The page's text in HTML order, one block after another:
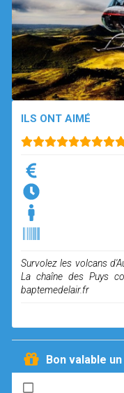
OPEN SUBMENU
SIMULATEUR
OPEN SUBMENU
DRÔNE
ILS ONT AIMÉ
Survolez les volcans
La chaîne des Puys
baptemedelair.fr
Bon valable